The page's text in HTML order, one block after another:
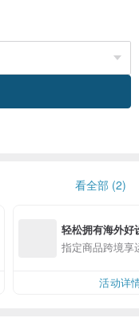
看全部 (2)
轻松拥有海外好
指定商品跨境享
活动详